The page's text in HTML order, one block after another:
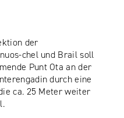
der
chel und Brail soll
Punt Ota an der
durch eine
ca. 25 Meter weiter